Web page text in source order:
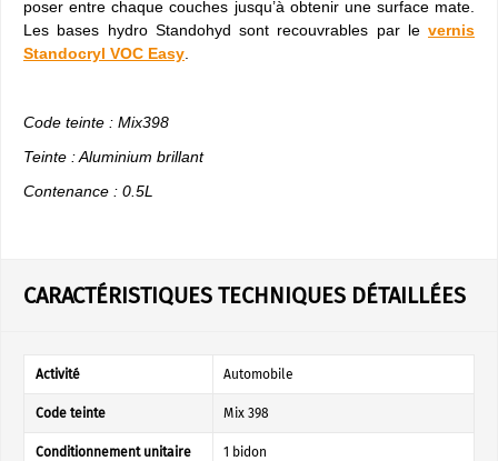
poser entre chaque couches jusqu’à obtenir une surface mate.
Les bases hydro Standohyd sont recouvrables par le vernis
Standocryl VOC Easy
Code teinte : Mix398
Teinte : Aluminium brillant
Contenance : 0.5L
CARACTÉRISTIQUES TECHNIQUES DÉTAILLÉES
Activité Automobile
Code teinte Mix 398
Conditionnement unitaire 1 bidon